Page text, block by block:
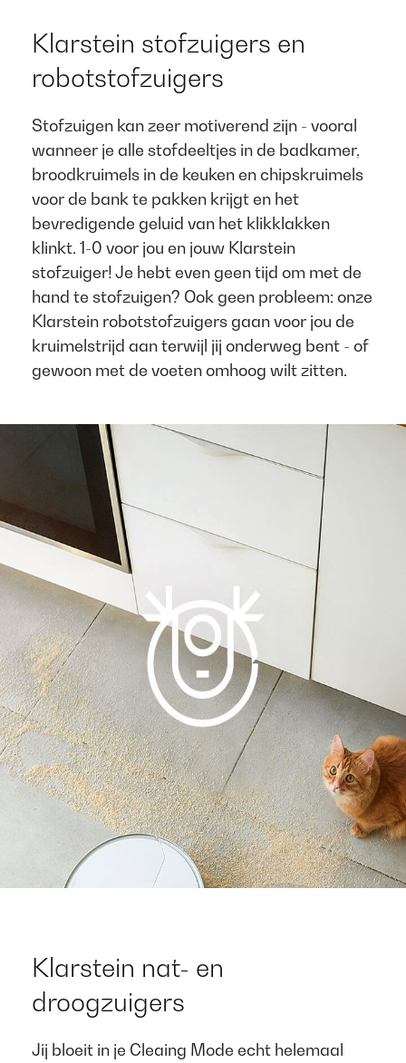
Klarstein stofzuigers en
robotstofzuigers​ ​
Stofzuigen kan zeer motiverend zijn - vooral
wanneer je alle stofdeeltjes in de badkamer,
broodkruimels in de keuken en chipskruimels
voor de bank te pakken krijgt en het
bevredigende geluid van het klikklakken
klinkt. 1-0 voor jou en jouw Klarstein
stofzuiger! Je hebt even geen tijd om met de
hand te stofzuigen? Ook geen probleem: onze
Klarstein robotstofzuigers gaan voor jou de
kruimelstrijd aan terwijl jij onderweg bent - of
gewoon met de voeten omhoog wilt zitten.
Klarstein nat- en
droogzuigers​ ​
Jij bloeit in je Cleaing Mode echt helemaal